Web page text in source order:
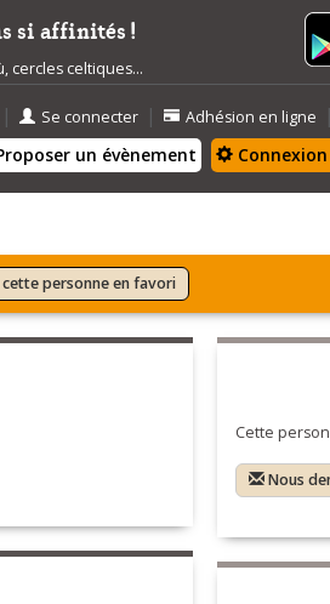
si affinités !
cercles celtiques...
| Se connecter | Adhésion en ligne |
un évènement
personne en favori
Cette
Nous